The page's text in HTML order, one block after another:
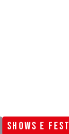
SHOWS E